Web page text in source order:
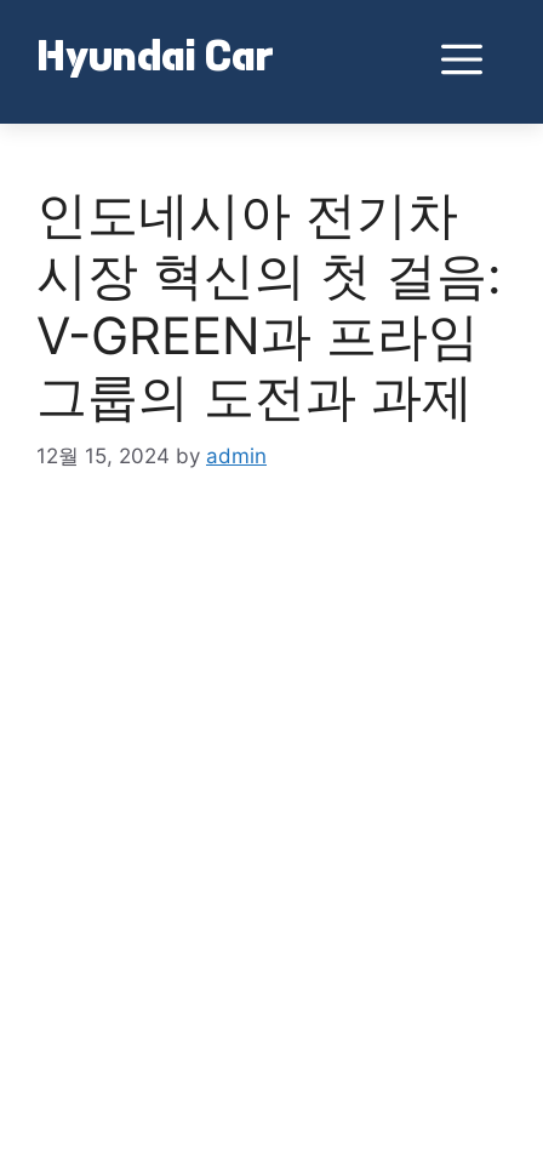
contentHyundai Car
인도네시아 전기차
시장 혁신의 첫 걸음:
V-GREEN과 프라임
그룹의 도전과 과제
12월 15, 2024 by admin